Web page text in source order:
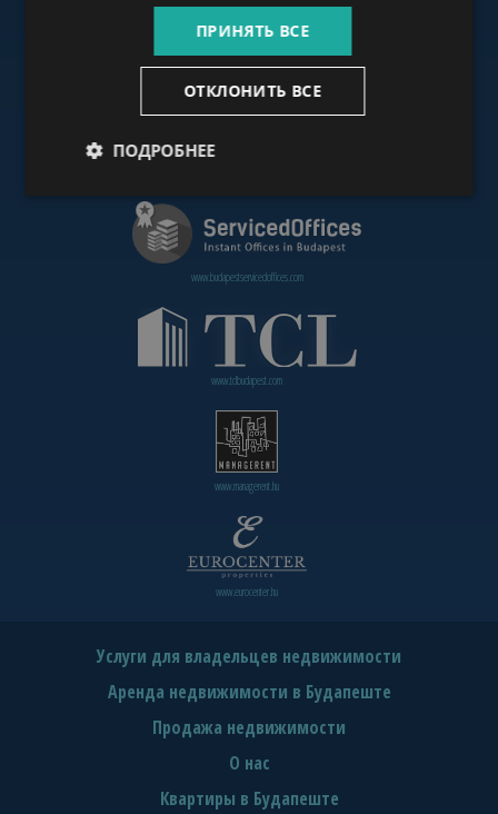
www.budapestpropertysellers.com
www.budapestservicedoffices.com
www.tclbudapest.com
www.managerent.hu
www.eurocenter.hu
Услуги для владельцев недвижимости
Аренда недвижимости в Будапеште
Продажа недвижимости
О нас
Квартиры в Будапеште
ПРИНЯТЬ ВСЕ
ОТКЛОНИТЬ ВСЕ
ПОДРОБНЕЕ